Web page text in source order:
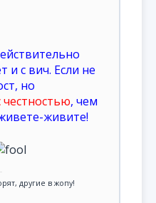
и с вич. Если не
но
, чем
живите!
другие в жопу!